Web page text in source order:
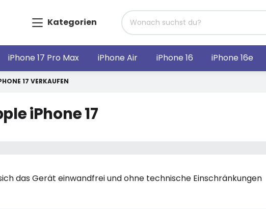
Kategorien
iPhone 17 Pro Max iPhone Air iPhone 16 iPhone 16e
17 VERKAUFEN
iPhone 17
das Gerät einwandfrei und ohne technische Einschränkungen